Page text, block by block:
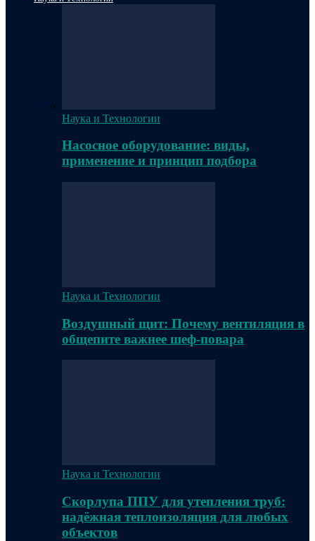
Наука и Технологии
Насосное оборудование: виды,
применение и принцип подбора
Наука и Технологии
Воздушный щит: Почему вентиляция в
общепите важнее шеф-повара
Наука и Технологии
Скорлупа ППУ для утепления труб:
надёжная теплоизоляция для любых
объектов